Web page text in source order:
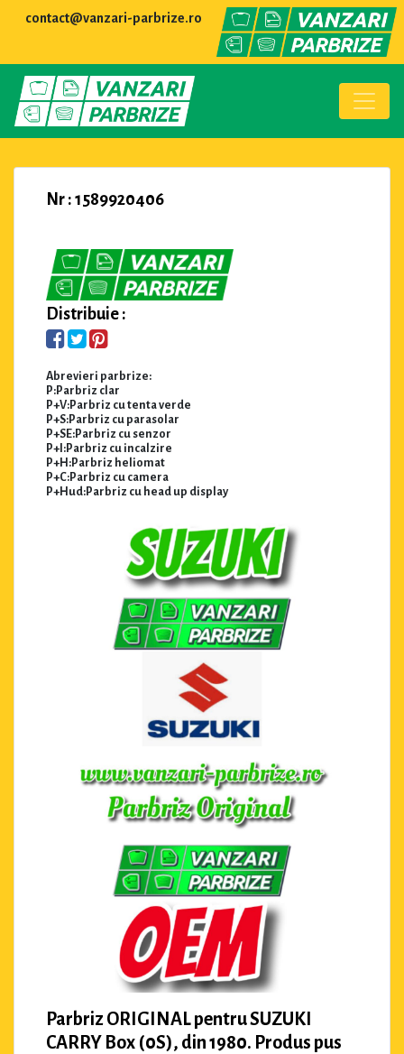
contact@vanzari-parbrize.ro
Nr : 1589920406
Distribuie :
Abrevieri parbrize:
P:Parbriz clar
P+V:Parbriz cu tenta verde
P+S:Parbriz cu parasolar
P+SE:Parbriz cu senzor
P+I:Parbriz cu incalzire
P+H:Parbriz heliomat
P+C:Parbriz cu camera
P+Hud:Parbriz cu head up display
Parbriz ORIGINAL pentru SUZUKI
CARRY Box (0S), din 1980. Produs pus